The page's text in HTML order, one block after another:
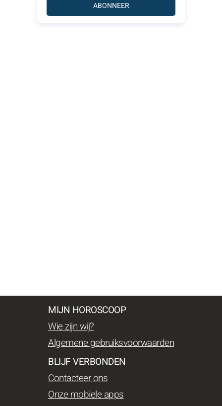
ABONNEER
MIJN HOROSCOOP
Wie zijn wij?
Algemene gebruiksvoorwaarden
BLIJF VERBONDEN
Contacteer ons
Onze mobiele apps